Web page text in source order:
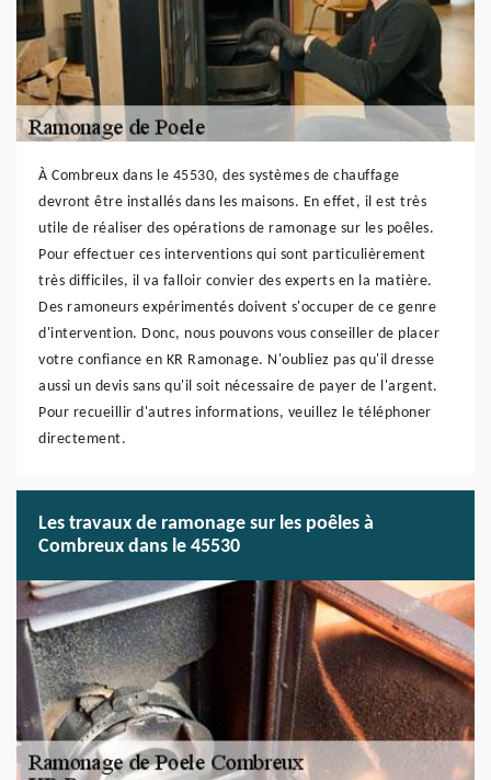
À Combreux dans le 45530, des systèmes de chauffage
devront être installés dans les maisons. En effet, il est très
utile de réaliser des opérations de ramonage sur les poêles.
Pour effectuer ces interventions qui sont particulièrement
très difficiles, il va falloir convier des experts en la matière.
Des ramoneurs expérimentés doivent s'occuper de ce genre
d'intervention. Donc, nous pouvons vous conseiller de placer
votre confiance en KR Ramonage. N'oubliez pas qu'il dresse
aussi un devis sans qu'il soit nécessaire de payer de l'argent.
Pour recueillir d'autres informations, veuillez le téléphoner
directement.
Les travaux de ramonage sur les poêles à
Combreux dans le 45530